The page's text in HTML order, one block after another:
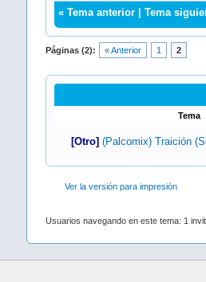
«Tema anterior |Tema
Páginas (2): « Anterior 1 2
Tema
[Otro] (Palcomix) Traición
Ver la versión para impresión
Usuarios navegando en este tema: 1